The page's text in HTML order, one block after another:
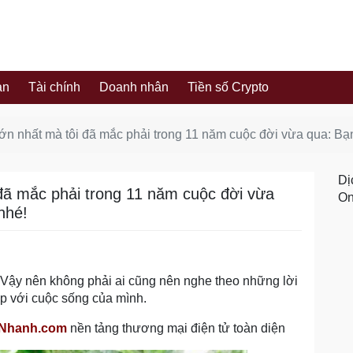
Tài chính Doanh nhân Tiền số Crypto
nhất mà tôi đã mắc phải trong 11 năm cuộc đời vừa qua:
mắc phải trong 11 năm cuộc đời vừa
nên không phải ai cũng nên nghe theo những lời
với cuộc sống của mình.
nền tảng thương mại điện tử toàn diện